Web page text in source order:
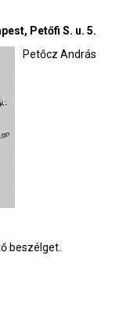
Petőfi S. u. 5.
Petőcz András
beszélget.